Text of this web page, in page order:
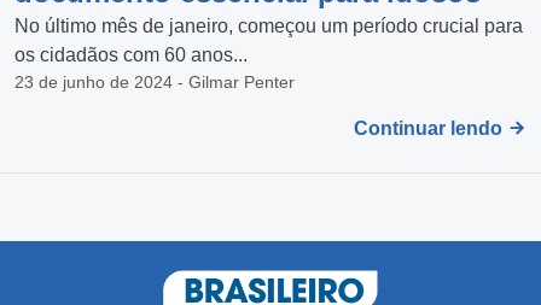
No último mês de janeiro, começou um período crucial para
os cidadãos com 60 anos...
23 de junho de 2024 - Gilmar Penter
Continuar lendo